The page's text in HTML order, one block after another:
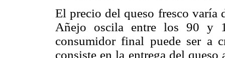
El precio del queso fresco varía
Añejo oscila entre los 90 y
consumidor final puede ser a
consiste en la entrega del